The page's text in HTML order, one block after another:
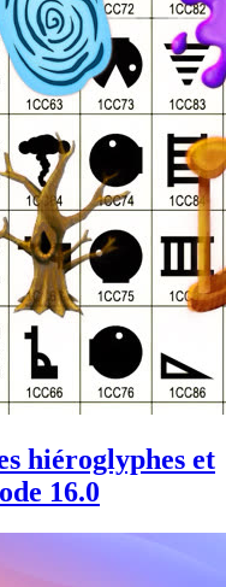
hiéroglyphes et
16.0